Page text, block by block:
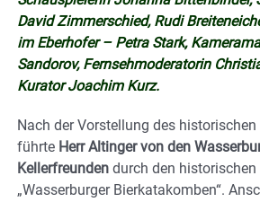
David Zimmerschied, Rudi
im Eberhofer – Petra Stark,
Sandorov, Fernsehmoderatorin
Kurator Joachim Kurz.
Nach der Vorstellung des
führte Herr Altinger von den
Kellerfreunden durch den historischen
„Wasserburger Bierkatakomben“.